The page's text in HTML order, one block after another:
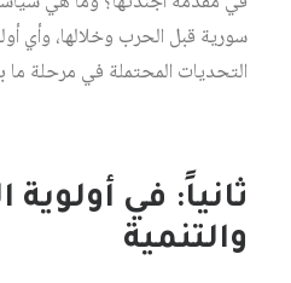
سورية قبل الحرب وخلالها، وأي
التحديات المحتملة في مرحلة ما
ثانياً: في أولوية
والتنمية